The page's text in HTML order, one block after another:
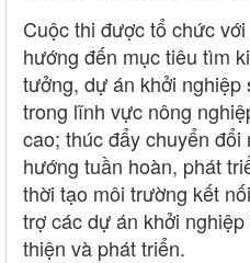
Cuộc thi được tổ chức
hướng đến mục tiêu tìm
tưởng, dự án khởi nghiệp
trong lĩnh vực nông
cao; thúc đẩy chuyển
hướng tuần hoàn, phát
thời tạo môi trường kết
trợ các dự án khởi
thiện và phát triển.